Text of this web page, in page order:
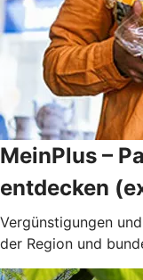
MeinPlus –
entdecken
Vergünstigungen
der Region und